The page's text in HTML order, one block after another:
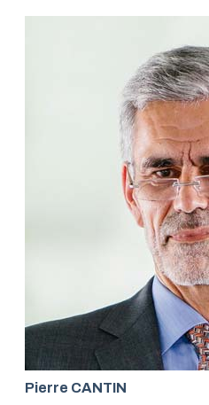
Pierre CANTIN